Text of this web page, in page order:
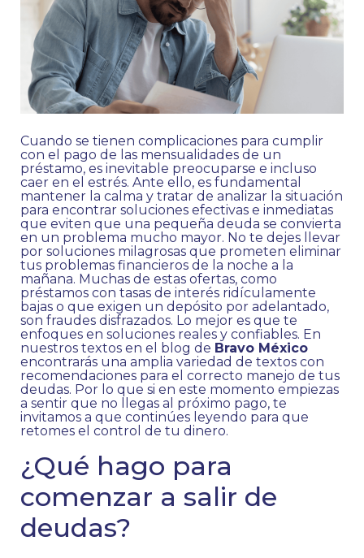
Cuando se tienen complicaciones para cumplir
con el pago de las mensualidades de un
préstamo, es inevitable preocuparse e incluso
caer en el estrés. Ante ello, es fundamental
mantener la calma y tratar de analizar la situación
para encontrar soluciones efectivas e inmediatas
que eviten que una pequeña deuda se convierta
en un problema mucho mayor. No te dejes llevar
por soluciones milagrosas que prometen eliminar
tus problemas financieros de la noche a la
mañana. Muchas de estas ofertas, como
préstamos con tasas de interés ridículamente
bajas o que exigen un depósito por adelantado,
son fraudes disfrazados. Lo mejor es que te
enfoques en soluciones reales y confiables. En
nuestros textos en el blog de Bravo México
encontrarás una amplia variedad de textos con
recomendaciones para el correcto manejo de tus
deudas. Por lo que si en este momento empiezas
a sentir que no llegas al próximo pago, te
invitamos a que continúes leyendo para que
retomes el control de tu dinero.
¿Qué hago para
comenzar a salir de
deudas?